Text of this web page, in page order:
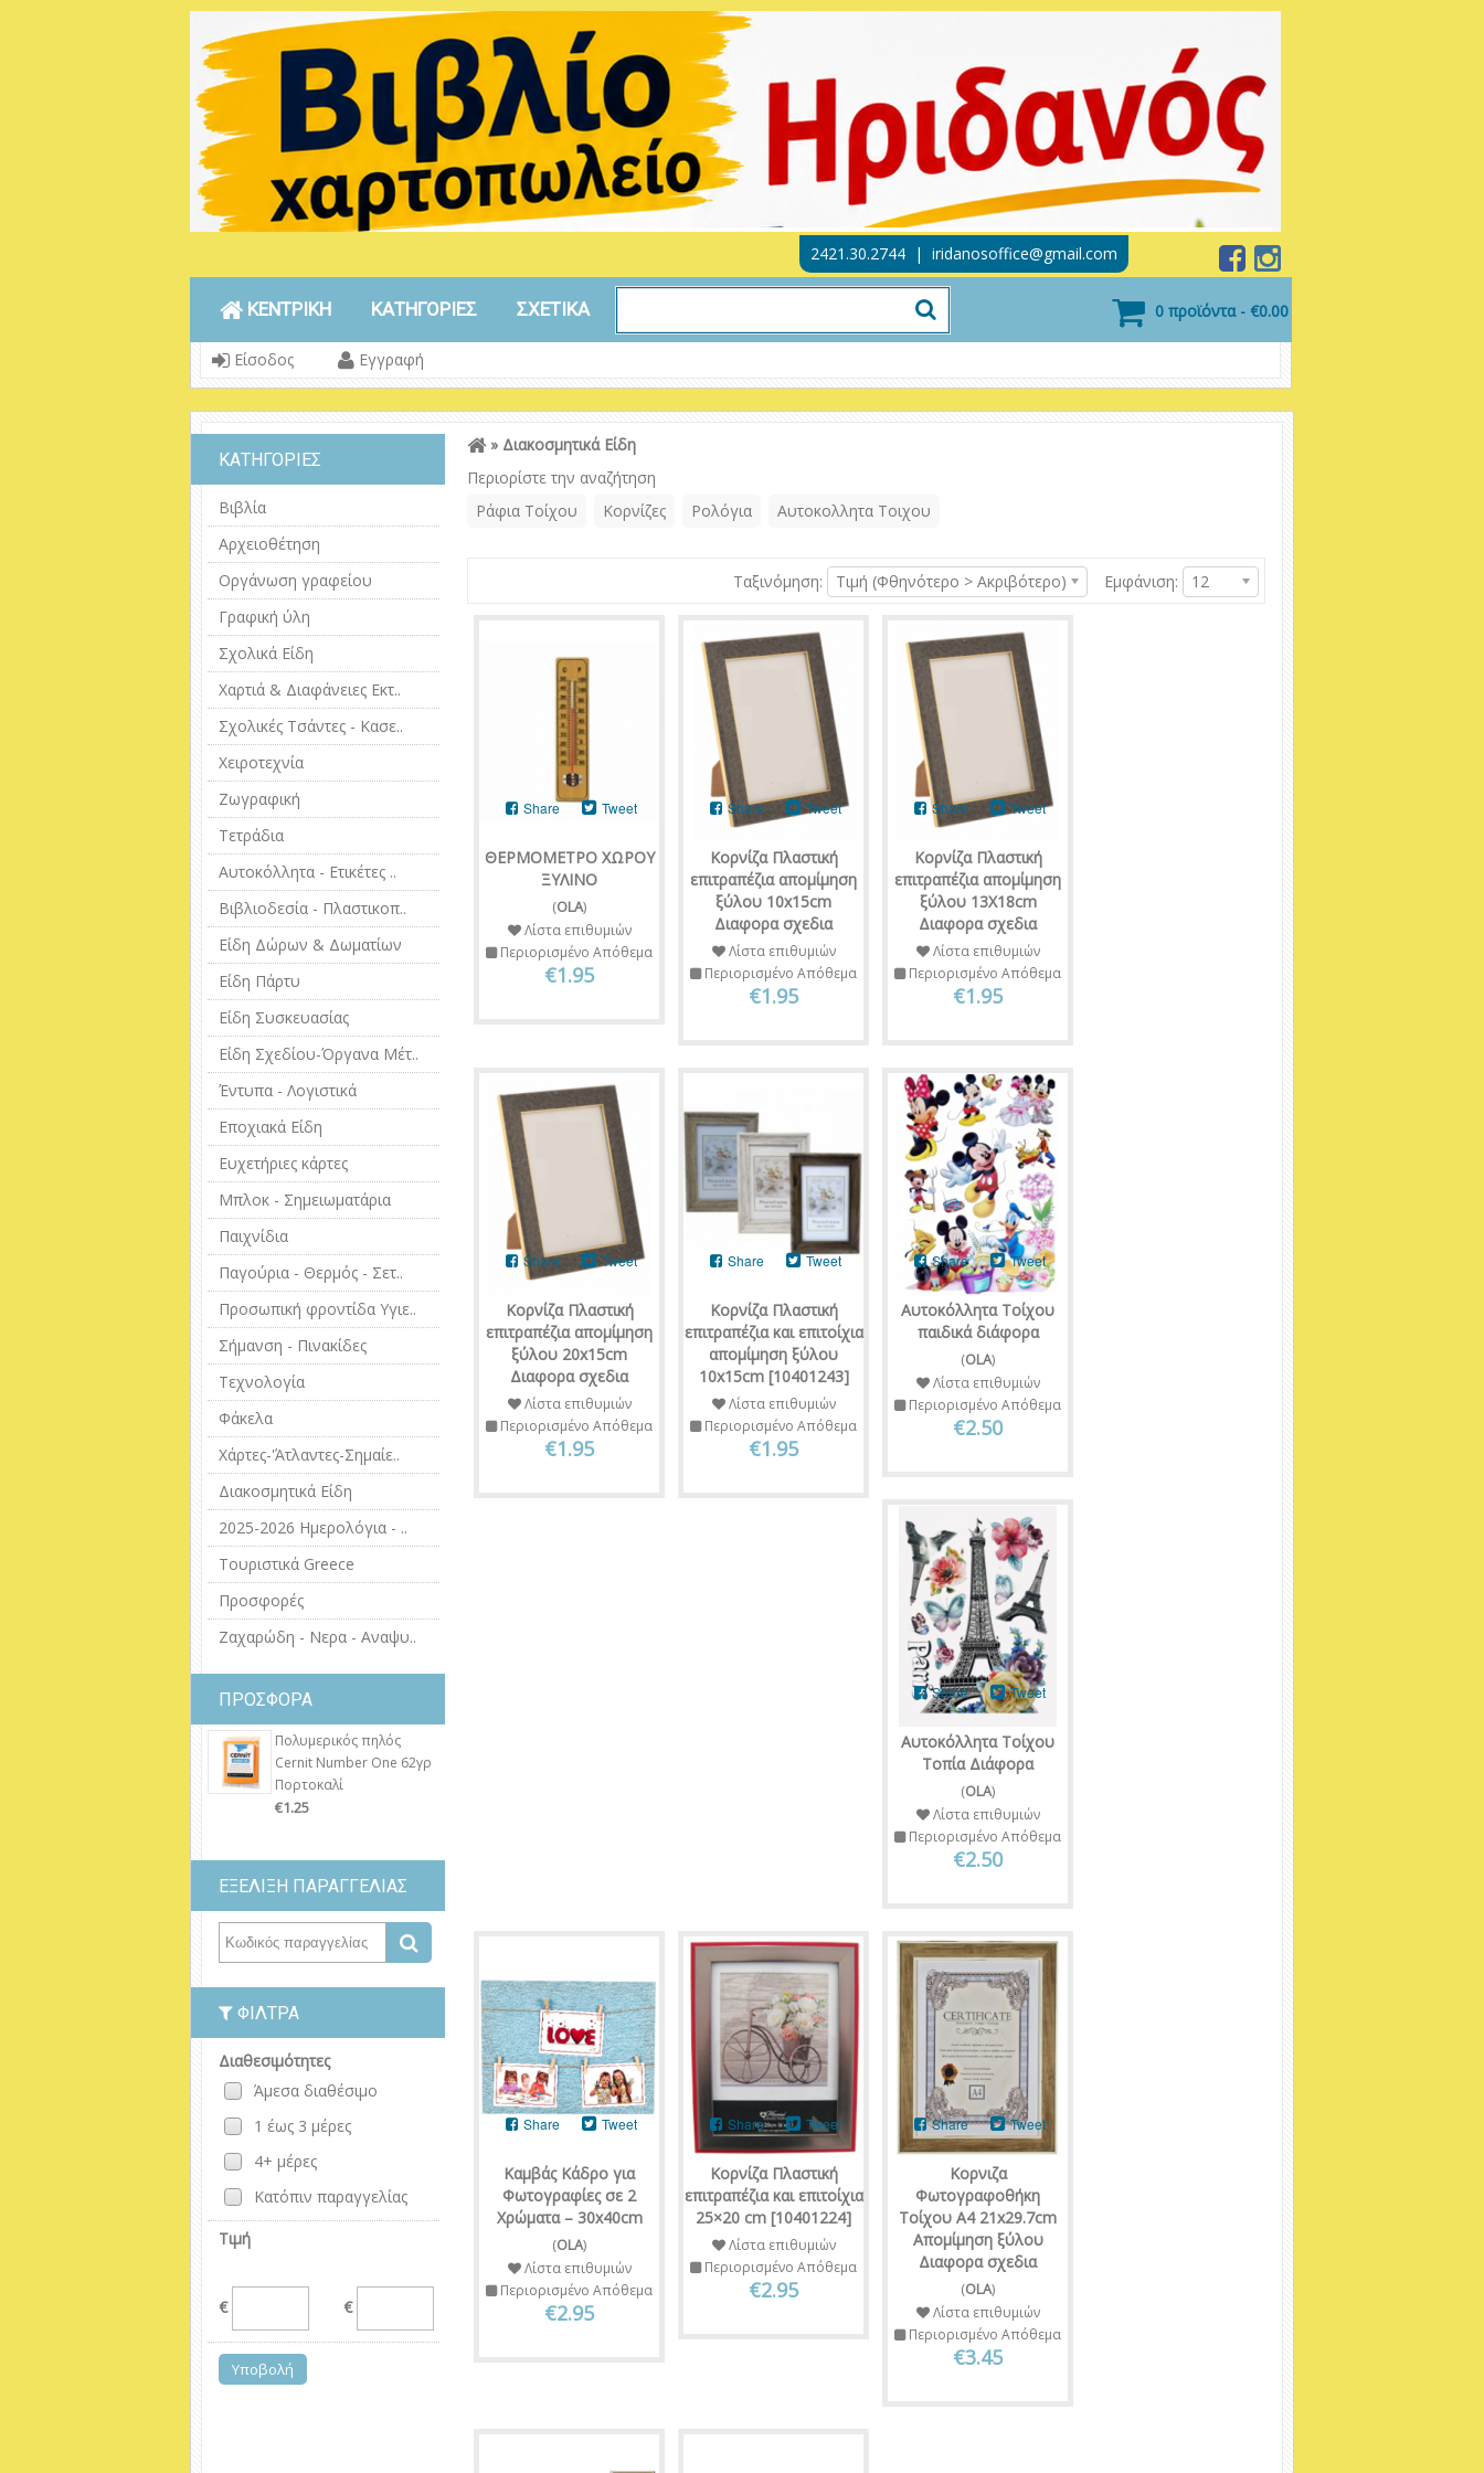
2421.30.2744 | iridanosoffice@gmail.com
0 προϊόντα - €0.00
ΚΕΝΤΡΙΚΗ ΚΑΤΗΓΟΡΙΕΣ ΣΧΕΤΙΚΑ
Είσοδος Εγγραφή
ΚΑΤΗΓΟΡΙΕΣ
Βιβλία
Αρχειοθέτηση
Οργάνωση γραφείου
Γραφική ύλη
Σχολικά Είδη
Χαρτιά & Διαφάνειες Εκτ..
Σχολικές Τσάντες - Κασε..
Χειροτεχνία
Ζωγραφική
Τετράδια
Αυτοκόλλητα - Ετικέτες ..
Βιβλιοδεσία - Πλαστικοπ..
Είδη Δώρων & Δωματίων
Είδη Πάρτυ
Είδη Συσκευασίας
Είδη Σχεδίου-Όργανα Μέτ..
Έντυπα - Λογιστικά
Εποχιακά Είδη
Ευχετήριες κάρτες
Μπλοκ - Σημειωματάρια
Παιχνίδια
Παγούρια - Θερμός - Σετ..
Προσωπική φροντίδα Υγιε..
Σήμανση - Πινακίδες
Τεχνολογία
Φάκελα
Χάρτες-'Άτλαντες-Σημαίε..
Διακοσμητικά Είδη
2025-2026 Ημερολόγια - ..
Τουριστικά Greece
Προσφορές
Ζαχαρώδη - Νερα - Αναψυ..
ΠΡΟΣΦΟΡΑ
Πολυμερικός πηλός
Cernit Number One 62γρ
Πορτοκαλί
€1.25
ΕΞΕΛΙΞΗ ΠΑΡΑΓΓΕΛΙΑΣ
ΦΊΛΤΡΑ
Διαθεσιμότητες
Άμεσα διαθέσιμο
1 έως 3 μέρες
4+ μέρες
Κατόπιν παραγγελίας
Τιμή
€ €
» Διακοσμητικά Είδη
Περιορίστε την αναζήτηση
Ράφια Τοίχου
Κορνίζες Ρολόγια Αυτοκολλητα Τοιχου
Εμφάνιση: 12
Ταξινόμηση: Τιμή (Φθηνότερο > Ακριβότερο)
ΘΕΡΜΟΜΕΤΡΟ ΧΩΡΟΥ
ΞΥΛΙΝΟ
(OLA)
Share Tweet
Λίστα επιθυμιών
Περιορισμένο Απόθεμα
€1.95
Κορνίζα Πλαστική
επιτραπέζια απομίμηση
ξύλου 10x15cm
Διαφορα σχεδια
Share Tweet
Λίστα επιθυμιών
Περιορισμένο Απόθεμα
€1.95
Κορνίζα Πλαστική
επιτραπέζια απομίμηση
ξύλου 13Χ18cm
Διαφορα σχεδια
Share Tweet
Λίστα επιθυμιών
Περιορισμένο Απόθεμα
€1.95
Κορνίζα Πλαστική
επιτραπέζια απομίμηση
ξύλου 20x15cm
Διαφορα σχεδια
Share Tweet
Λίστα επιθυμιών
Περιορισμένο Απόθεμα
€1.95
Κορνίζα Πλαστική
επιτραπέζια και επιτοίχια
απομίμηση ξύλου
10x15cm [10401243]
Share Tweet
Λίστα επιθυμιών
Περιορισμένο Απόθεμα
€1.95
Αυτοκόλλητα Τοίχου
παιδικά διάφορα
(OLA)
Share Tweet
Λίστα επιθυμιών
Περιορισμένο Απόθεμα
€2.50
Αυτοκόλλητα Τοίχου
Τοπία Διάφορα
(OLA)
Share Tweet
Λίστα επιθυμιών
Περιορισμένο Απόθεμα
€2.50
Καμβάς Κάδρο για
Φωτογραφίες σε 2
Χρώματα – 30x40cm
(OLA)
Share Tweet
Λίστα επιθυμιών
Περιορισμένο Απόθεμα
€2.95
Κορνίζα Πλαστική
επιτραπέζια και επιτοίχια
25×20 cm [10401224]
Share Tweet
Λίστα επιθυμιών
Περιορισμένο Απόθεμα
€2.95
Κορνιζα
Φωτογραφοθήκη
Τοίχου Α4 21x29.7cm
Απομίμηση ξύλου
Διαφορα σχεδια
(OLA)
Share Tweet
Λίστα επιθυμιών
Περιορισμένο Απόθεμα
€3.45